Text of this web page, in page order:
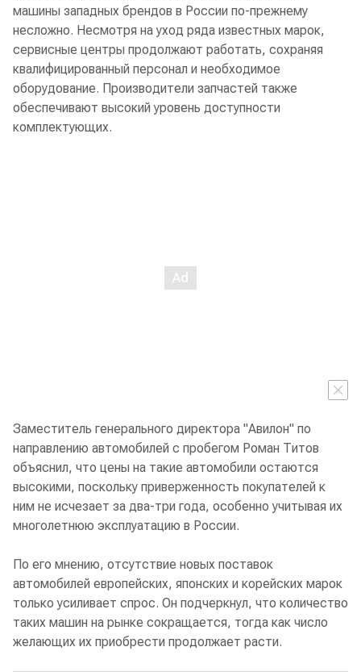
машины западных брендов в России по-прежнему
несложно. Несмотря на уход ряда известных марок,
сервисные центры продолжают работать, сохраняя
квалифицированный персонал и необходимое
оборудование. Производители запчастей также
обеспечивают высокий уровень доступности
комплектующих.
Заместитель генерального директора "Авилон" по
направлению автомобилей с пробегом Роман Титов
объяснил, что цены на такие автомобили остаются
высокими, поскольку приверженность покупателей к
ним не исчезает за два-три года, особенно учитывая их
многолетнюю эксплуатацию в России.
По его мнению, отсутствие новых поставок
автомобилей европейских, японских и корейских марок
только усиливает спрос. Он подчеркнул, что количество
таких машин на рынке сокращается, тогда как число
желающих их приобрести продолжает расти.